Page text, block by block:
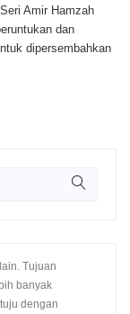
Amir Hamzah
dan
dipersembahkan
Tujuan
banyak
dengan